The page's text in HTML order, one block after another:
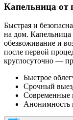
Капельница от
Быстрая и
на дом. Капельница
обезвоживание и
после первой
круглосуточно —
Быстрое
Срочный
Современные
Анонимность